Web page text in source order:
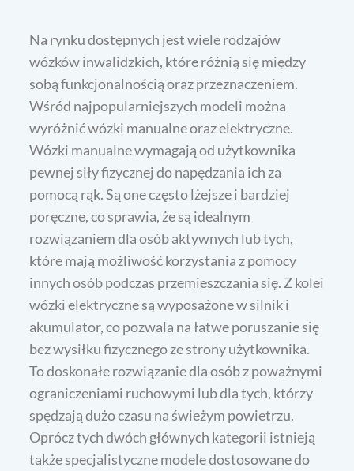
Na rynku dostępnych jest wiele rodzajów
wózków inwalidzkich, które różnią się między
sobą funkcjonalnością oraz przeznaczeniem.
Wśród najpopularniejszych modeli można
wyróżnić wózki manualne oraz elektryczne.
Wózki manualne wymagają od użytkownika
pewnej siły fizycznej do napędzania ich za
pomocą rąk. Są one często lżejsze i bardziej
poręczne, co sprawia, że są idealnym
rozwiązaniem dla osób aktywnych lub tych,
które mają możliwość korzystania z pomocy
innych osób podczas przemieszczania się. Z kolei
wózki elektryczne są wyposażone w silnik i
akumulator, co pozwala na łatwe poruszanie się
bez wysiłku fizycznego ze strony użytkownika.
To doskonałe rozwiązanie dla osób z poważnymi
ograniczeniami ruchowymi lub dla tych, którzy
spędzają dużo czasu na świeżym powietrzu.
Oprócz tych dwóch głównych kategorii istnieją
także specjalistyczne modele dostosowane do